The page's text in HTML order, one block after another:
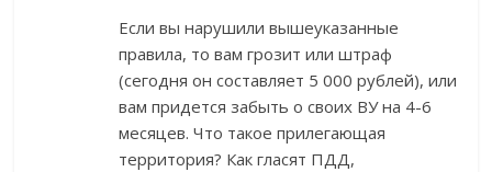
Если вы нарушили вышеуказанные
правила, то вам грозит или штраф
(сегодня он составляет 5 000 рублей), или
вам придется забыть о своих ВУ на 4-6
месяцев. Что такое прилегающая
территория? Как гласят ПДД,